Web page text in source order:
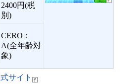
2400円(税
別)
CERO：
A(全年齢対
象)
サイト